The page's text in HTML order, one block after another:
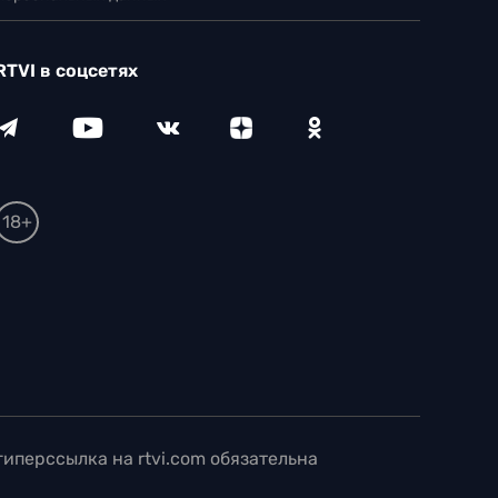
в соцсетях
18+
на rtvi.com обязательна